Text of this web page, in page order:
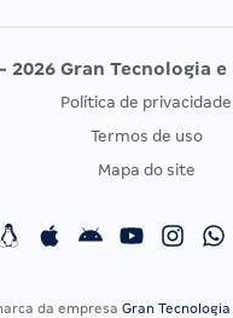
Vunesp
PROFISSÃO
EXAME
2026 Gran Tecnologia e
Política de privacidade
Termos de uso
Mapa do site
da empresa Gran